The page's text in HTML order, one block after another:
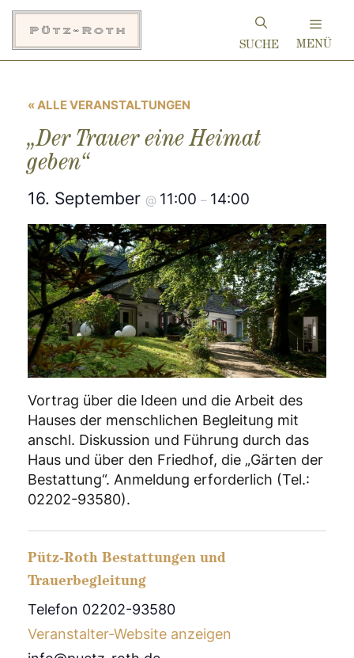
Zum
Inhalt
springen
MENÜ
« ALLE VERANSTALTUNGEN
„Der Trauer eine Heimat
geben“
16. September @ 11:00 – 14:00
Vortrag über die Ideen und die Arbeit des
Hauses der menschlichen Begleitung mit
anschl. Diskussion und Führung durch das
Haus und über den Friedhof, die „Gärten der
Bestattung“. Anmeldung erforderlich (Tel.:
02202-93580).
Pütz-Roth Bestattungen und
Trauerbegleitung
Telefon 02202-93580
Veranstalter-Website anzeigen